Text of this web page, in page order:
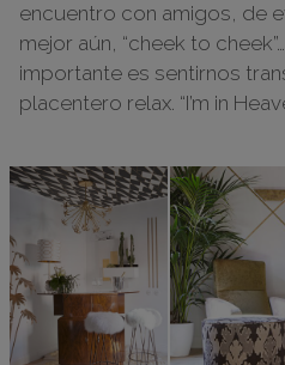
encuentro con amigos, de
mejor aún, “cheek to
importante es sentirnos
placentero relax. “I’m in